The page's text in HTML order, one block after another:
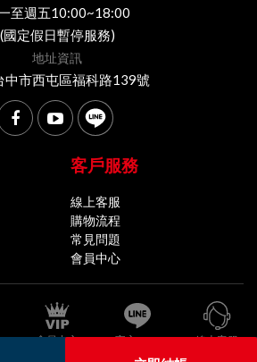
至週五10:00~18:00
(國定假日暫停服務)
地址資訊
中市西屯區福科路139號
客戶服務
線上客服
購物流程
常見問題
會員中心
會員中心 官方LINE 線上客服